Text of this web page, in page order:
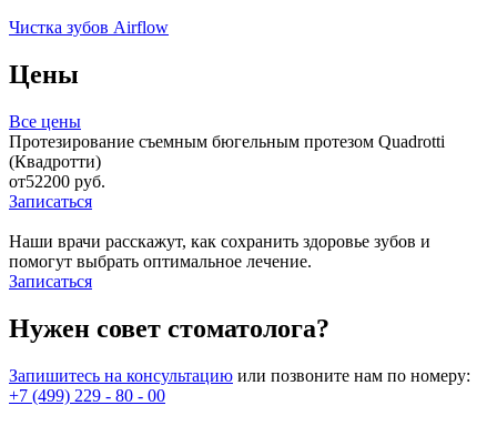
Чистка зубов Airflow
Цены
Все цены
Протезирование съемным бюгельным протезом Quadrotti
(Квадротти)
от52200 руб.
Записаться
Наши врачи расскажут, как сохранить здоровье зубов и
помогут выбрать оптимальное лечение.
Записаться
Нужен совет стоматолога?
Запишитесь на консультацию или позвоните нам по номеру:
+7 (499) 229 - 80 - 00